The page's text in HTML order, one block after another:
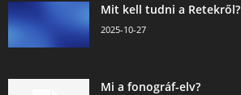
Mit kell tudni a Retekről?
2025-10-27
Mi a fonográf-elv?